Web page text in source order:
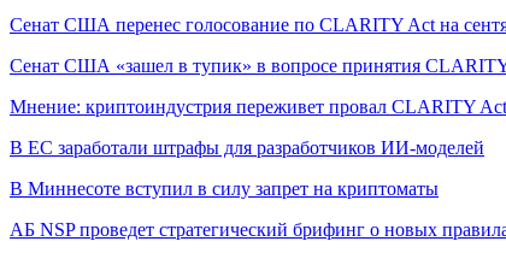
Сенат США перенес голосование по CLARITY Act на
Сенат США «зашел в тупик» в вопросе принятия
Мнение: криптоиндустрия переживет провал CLARITY
В ЕС заработали штрафы для разработчиков ИИ-моделей
В Миннесоте вступил в силу запрет на криптоматы
АБ NSP проведет стратегический брифинг о новых